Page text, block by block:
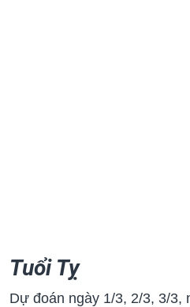
Tuổi Tỵ
Dự đoán ngày 1/3, 2/3, 3/3,